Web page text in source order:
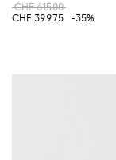
CHF 615.00
CHF 399.75
-35%